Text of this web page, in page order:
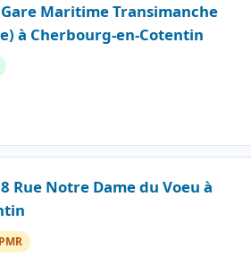
Maritime Transimanche
à Cherbourg-en-Cotentin
Rue Notre Dame du Voeu à